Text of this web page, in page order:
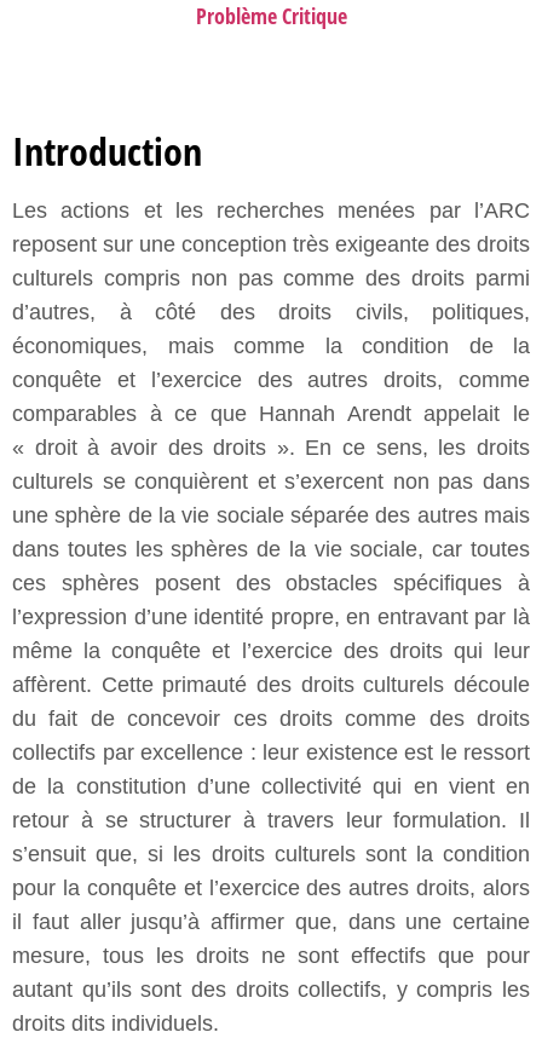
Problème Critique
Introduction
Les actions et les recherches menées par l’ARC
reposent sur une conception très exigeante des droits
culturels compris non pas comme des droits parmi
d’autres, à côté des droits civils, politiques,
économiques, mais comme la condition de la
conquête et l’exercice des autres droits, comme
comparables à ce que Hannah Arendt appelait le
« droit à avoir des droits ». En ce sens, les droits
culturels se conquièrent et s’exercent non pas dans
une sphère de la vie sociale séparée des autres mais
dans toutes les sphères de la vie sociale, car toutes
ces sphères posent des obstacles spécifiques à
l’expression d’une identité propre, en entravant par là
même la conquête et l’exercice des droits qui leur
affèrent. Cette primauté des droits culturels découle
du fait de concevoir ces droits comme des droits
collectifs par excellence : leur existence est le ressort
de la constitution d’une collectivité qui en vient en
retour à se structurer à travers leur formulation. Il
s’ensuit que, si les droits culturels sont la condition
pour la conquête et l’exercice des autres droits, alors
il faut aller jusqu’à affirmer que, dans une certaine
mesure, tous les droits ne sont effectifs que pour
autant qu’ils sont des droits collectifs, y compris les
droits dits individuels.